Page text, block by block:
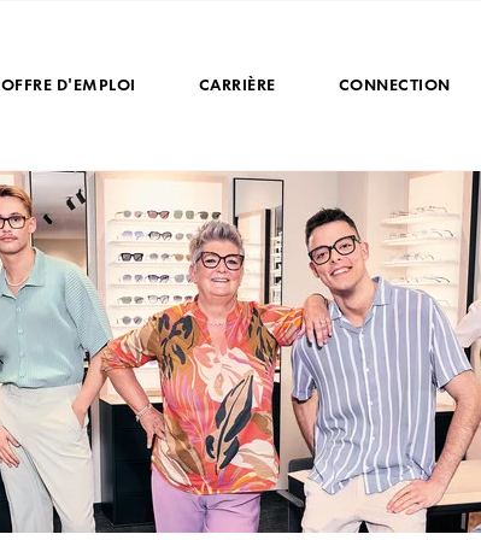
OFFRE D'EMPLOI CARRIÈRE CONNECTION